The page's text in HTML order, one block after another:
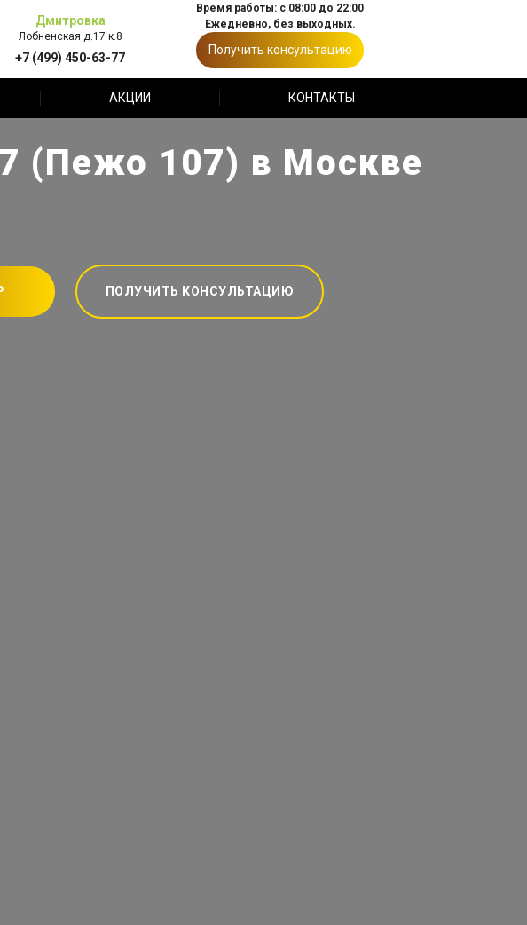
Дмитровка
Лобненская д.17 к.8
+7 (499) 450-63-77
Время работы: с 08:00 до 22:00
Ежедневно, без выходных.
Получить консультацию
АКЦИИ КОНТАКТЫ
(Пежо 107) в Москве
ПОЛУЧИТЬ КОНСУЛЬТАЦИЮ